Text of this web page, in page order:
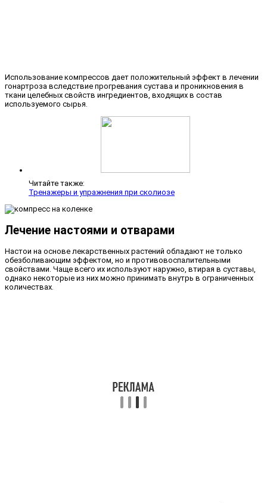
Использование компрессов дает положительный эффект в лечении
гонартроза вследствие прогревания сустава и проникновения в
ткани целебных свойств ингредиентов, входящих в состав
используемого сырья.
Читайте также:
Тренажеры и упражнения при сколиозе
Лечение настоями и отварами
Настои на основе лекарственных растений обладают не только
обезболивающим эффектом, но и противовоспалительными
свойствами. Чаще всего их используют наружно, втирая в суставы,
однако некоторые из них можно принимать внутрь в ограниченных
количествах.